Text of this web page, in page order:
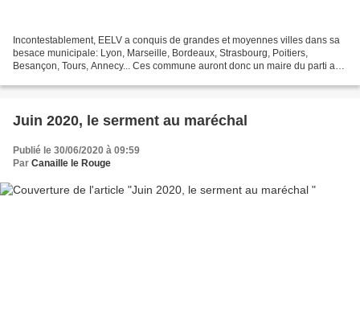
Incontestablement, EELV a conquis de grandes et moyennes villes dans sa
besace municipale: Lyon, Marseille, Bordeaux, Strasbourg, Poitiers,
Besançon, Tours, Annecy... Ces commune auront donc un maire du parti au
Juin 2020, le serment au maréchal
Publié le 30/06/2020 à 09:59
Par Canaille le Rouge